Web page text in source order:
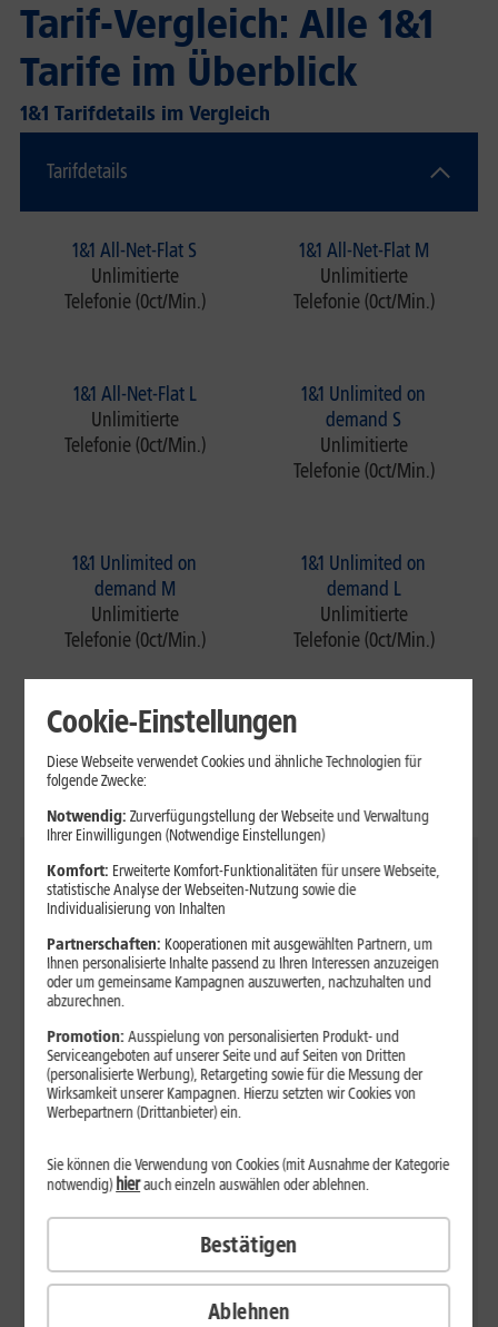
Tarif-Vergleich: Alle 1&1
Tarife im Überblick
1&1 Tarifdetails im Vergleich
Tarifdetails
1&1 All-Net-Flat S
Unlimitierte
Telefonie (0ct/Min.)
1&1 All-Net-Flat M
Unlimitierte
Telefonie (0ct/Min.)
1&1 All-Net-Flat L
Unlimitierte
Telefonie (0ct/Min.)
1&1 Unlimited on
demand S
Unlimitierte
Telefonie (0ct/Min.)
1&1 Unlimited on
demand M
Unlimitierte
Telefonie (0ct/Min.)
1&1 Unlimited on
demand L
Unlimitierte
Telefonie (0ct/Min.)
1&1 Unlimited XL
Unlimitierte
Telefonie (0ct/Min.)
Unlimitierte
1&1 All-Net-Flat S
10 GB, nach
monatlichen
Datenvolumens
wird die
Geschwindigkeit
auf max. 64 kBit/s
(Download)
reduziert
1&1 All-Net-Flat M
50 GB, nach
monatlichen
Datenvolumens
Geschwindigkeit
auf max. 64 kBit/s
(Download)
reduziert
1&1 All-Net-Flat L
150 GB, nach
monatlichen
demand S
gratis Nachbuchung
Cookie-Einstellungen
Diese Webseite verwendet Cookies und ähnliche Technologien für
folgende Zwecke:
Notwendig: Zurverfügungstellung der Webseite und Verwaltung
Ihrer Einwilligungen (Notwendige Einstellungen)
Komfort: Erweiterte Komfort-Funktionalitäten für unsere Webseite,
statistische Analyse der Webseiten-Nutzung sowie die
Individualisierung von Inhalten
Partnerschaften: Kooperationen mit ausgewählten Partnern, um
Ihnen personalisierte Inhalte passend zu Ihren Interessen anzuzeigen
oder um gemeinsame Kampagnen auszuwerten, nachzuhalten und
abzurechnen.
Promotion:Ausspielung von personalisierten Produkt- und
Serviceangeboten auf unserer Seite und auf Seiten von Dritten
(personalisierte Werbung), Retargeting sowie für die Messung der
Wirksamkeit unserer Kampagnen. Hierzu setzten wir Cookies von
Werbepartnern (Drittanbieter) ein.
Ablehnen
Sie können die Verwendung von Cookies (mit Ausnahme der Kategorie
notwendig)hierauch einzeln auswählen oder ablehnen.
Bestätigen